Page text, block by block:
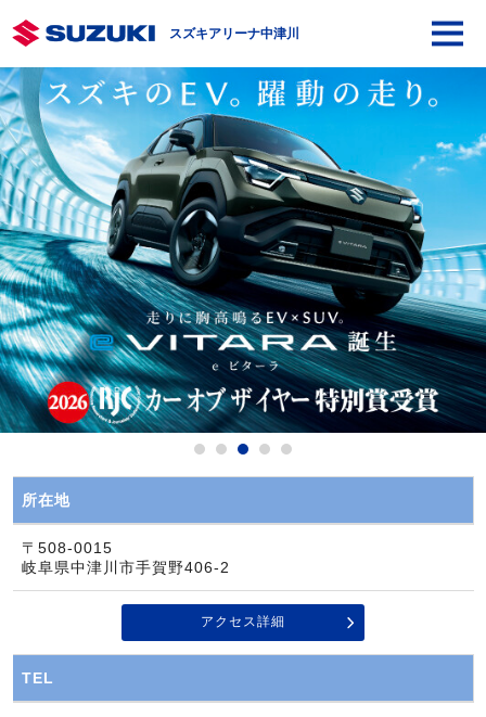
スズキアリーナ中津川
所在地
〒508-0015
岐阜県中津川市手賀野406-2
アクセス詳細
TEL